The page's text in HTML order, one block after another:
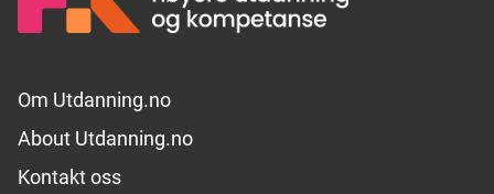
Footer links
Om Utdanning.no
About Utdanning.no
Kontakt oss